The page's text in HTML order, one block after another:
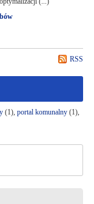
RSS
(1), portal komunalny(1),